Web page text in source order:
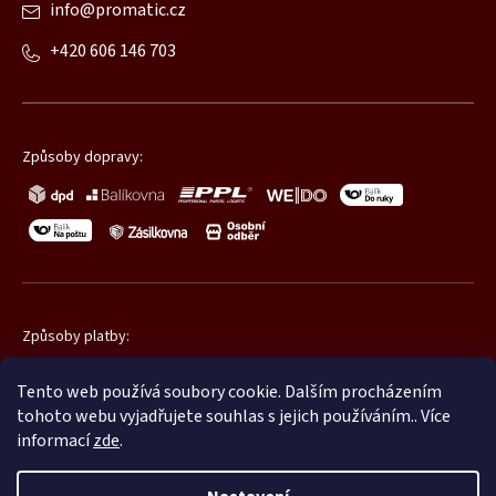
Tento web používá soubory cookie. Dalším procházením
tohoto webu vyjadřujete souhlas s jejich používáním.. Více
informacízde.
info@promatic.cz
+420 606 146 703
Způsoby dopravy:
Způsoby platby: